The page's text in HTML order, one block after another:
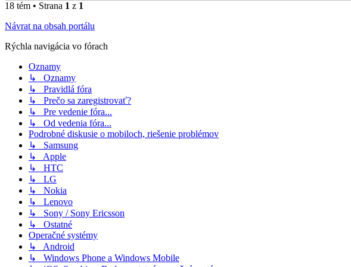
18 tém • Strana 1 z 1
Návrat na obsah portálu
Rýchla navigácia vo fórach
Oznamy
↳ Oznamy
↳ Pravidlá fóra
↳ Prečo sa zaregistrovať?
↳ Pre vedenie fóra...
↳ Od vedenia fóra...
Podrobné diskusie o mobiloch, riešenie problémov
↳ Samsung
↳ Apple
↳ HTC
↳ LG
↳ Nokia
↳ Lenovo
↳ Sony / Sony Ericsson
↳ Ostatné
Operačné systémy
↳ Android
↳ Windows Phone a Windows Mobile